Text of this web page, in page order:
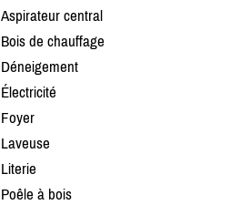
Aspirateur central
Bois de chauffage
Déneigement
Électricité
Foyer
Laveuse
Literie
Poêle à bois